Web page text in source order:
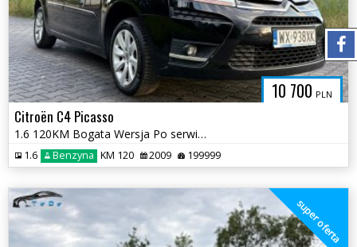
10 700 PLN
Citroën C4 Picasso
1.6 120KM Bogata Wersja Po serwisach 2 kluczyki Ważne Opłaty Panorama
1.6 Benzyna KM 120 2009 199999
super oferta